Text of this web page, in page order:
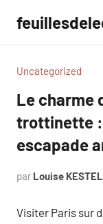
contenu
Uncategorized
Le charme
trottinette :
escapade
par Louise KESTEL
Visiter Paris sur